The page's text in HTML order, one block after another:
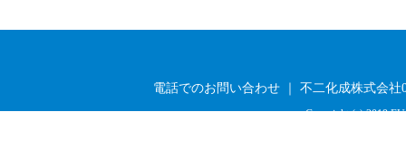
電話でのお問い合わせ ｜ 不二化成株式会社
Copyright (c) 2019